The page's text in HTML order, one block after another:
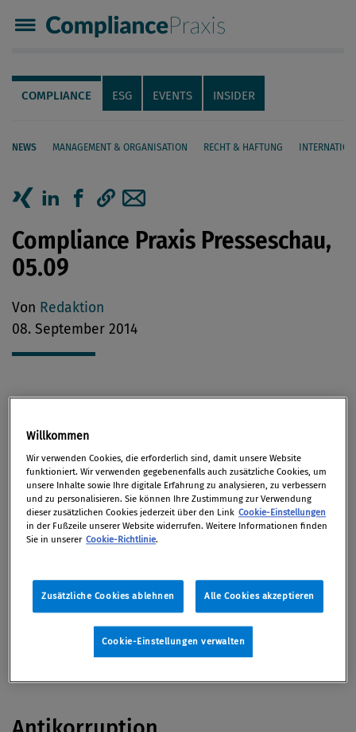
Compliance Praxis
Servicenavigation
Navigation
COMPLIANCE ESG EVENTS INSIDER
NEWS MANAGEMENT & ORGANISATION RECHT & HAFTUNG
Seiteninhalt
Artikel auf Xing teilen
Artikel auf linkedIn teilen
Artikel auf Facebook teilen
Artikellink kopieren
Artikel per Mail teilen
Compliance Praxis Presseschau,
05.09
Von Redaktion
08. September 2014
Dürfen Unternehmen aufFacebookfür sich werben?
Eine Gerichtsentscheidung in Deutschland könnte
eine kleine digitale Revolution auslösen, meint
taz.de.
Produkthaftung
Nach Apple wird auch Google in den USA den
Nutzern mobiler Geräte Millionen für
Willkommen
Wir verwenden Cookies, die erforderlich sind, damit unsere Website
funktioniert. Wir verwenden gegebenenfalls auch zusätzliche Cookies, um
unsere Inhalte sowie Ihre digitale Erfahrung zu analysieren, zu verbessern
und zu personalisieren. Sie können Ihre Zustimmung zur Verwendung
dieser zusätzlichen Cookies jederzeit über den Link Cookie-Einstellungen
in der Fußzeile unserer Website widerrufen. Weitere Informationen finden
Sie in unserer Cookie-Richtlinie.
Zusätzliche Cookies ablehnen Alle Cookies akzeptieren
Cookie-Einstellungen verwalten